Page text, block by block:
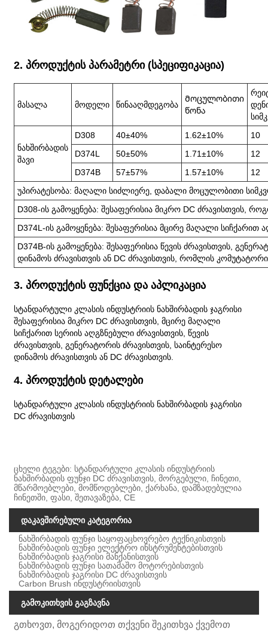
2. პროდუქტის პარამეტრი (სპეციფიკაცია)
მასალა მოდელი წინააღმდეგობა
Მოცულობითი
წონა
ნახშირბადის
შავი
D308 40±40% 1.62±10%
10
D374L
50±50% 1.71±10%
12
D374B
57±57% 1.57±10%
12
უპირატესობა: მაღალი სიძლიერე, დაბალი მოცულობითი
D308-ის გამოყენება: შესაფერისია მიკრო DC ძრავისთვის,
D374L-ის გამოყენება: შესაფერისია მცირე მაღალი სიჩქარით
D374B-ის გამოყენება: შესაფერისია წევის ძრავისთვის,
დინამოს ძრავისთვის ან DC ძრავისთვის, რომლის
3. პროდუქტის ფუნქცია და აპლიკაცია
სტანდარტული კლასის ინდუსტრიის ნახშირბადის ჯაგრისი
შესაფერისია მიკრო DC ძრავისთვის, მცირე მაღალი
სიჩქარით სერიის აღგზნებული ძრავისთვის, წევის
ძრავისთვის, გენერატორის ძრავისთვის, საინტერესო
დინამოს ძრავისთვის ან DC ძრავისთვის.
4. პროდუქტის დეტალები
სტანდარტული კლასის ინდუსტრიის ნახშირბადის ჯაგრისი
DC ძრავისთვის
ცხელი ტეგები: სტანდარტული კლასის ინდუსტრიის
ნახშირბადის ფუნჯი DC ძრავისთვის, მორგებული, ჩინეთი,
მწარმოებლები, მომწოდებლები, ქარხანა, დამზადებულია
ჩინეთში, ფასი, შეთავაზება, CE
დაკავშირებული კატეგორია
ნახშირბადის ფუნჯი საყოფაცხოვრებო ტექნიკისთვის
ნახშირბადის ფუნჯი ელექტრო ინსტრუმენტებისთვის
ნახშირბადის ჯაგრისი მანქანისთვის
ნახშირბადის ფუნჯი სათამაშო მოტორებისთვის
ნახშირბადის ჯაგრისი DC ძრავისთვის
Carbon Brush ინდუსტრიისთვის
გამოკითხვის გაგზავნა
გთხოვთ, მოგერიდოთ თქვენი შეკითხვა ქვემოთ